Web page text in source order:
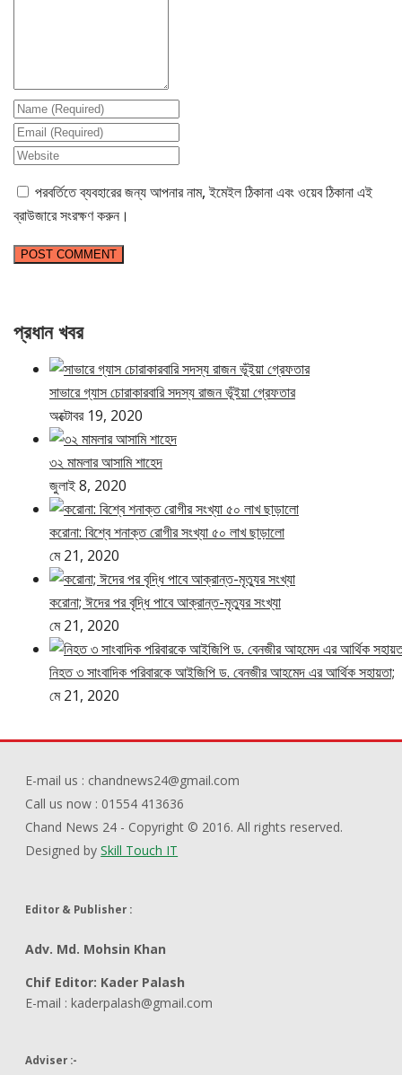
পরবর্তিতে ব্যবহারের জন্য আপনার নাম, ইমেইল ঠিকানা এবং ওয়েব ঠিকানা এই
ব্রাউজারে সংরক্ষণ করুন।
প্রধান খবর
সাভারে গ্যাস চোরাকারবারি সদস্য রাজন ভূঁইয়া গ্রেফতার
অক্টোবর 19, 2020
৩২ মামলার আসামি শাহেদ
জুলাই 8, 2020
করোনা: বিশ্বে শনাক্ত রোগীর সংখ্যা ৫০ লাখ ছাড়ালো
মে 21, 2020
করোনা; ঈদের পর বৃদ্ধি পাবে আক্রান্ত-মৃত্যুর সংখ্যা
মে 21, 2020
নিহত ৩ সাংবাদিক পরিবারকে আইজিপি ড. বেনজীর আহমেদ এর আর্থিক সহায়তা;
মে 21, 2020
E-mail us : chandnews24@gmail.com
Call us now : 01554 413636
Chand News 24 - Copyright © 2016. All rights reserved.
Designed bySkill Touch IT
Editor & Publisher :
Adv. Md. Mohsin Khan
Chif Editor: Kader Palash
E-mail : kaderpalash@gmail.com
Adviser :-